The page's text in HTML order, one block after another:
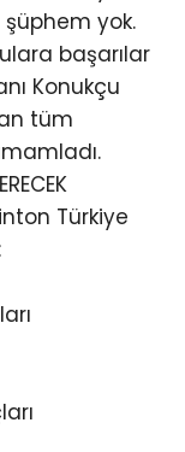
yok.
başarılar
Konukçu
tüm
Türkiye